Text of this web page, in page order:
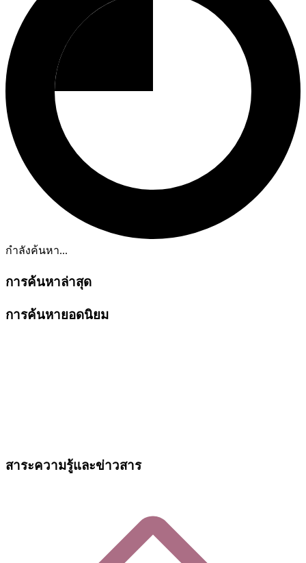
กำลังค้นหา...
การค้นหาล่าสุด
การค้นหายอดนิยม
สาระความรู้และข่าวสาร